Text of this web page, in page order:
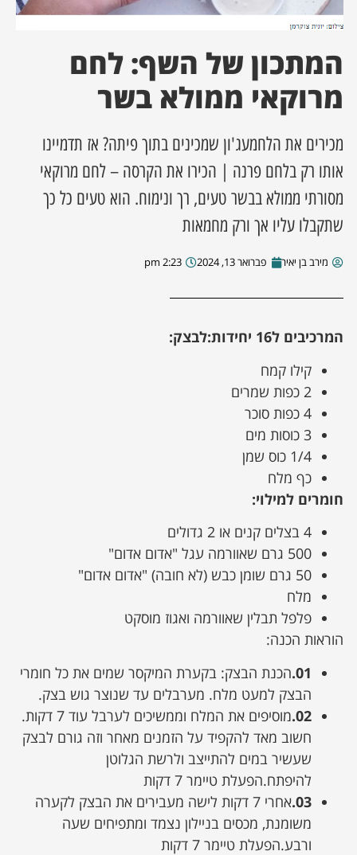
מסע מלחמה
השבוע
מקומית
עסקים
המתכון של השף: לחם
מרוקאי ממולא בשר
מכירים את הלחמעג'ון שמכינים בתוך פיתה? אז תדמיינו
אותו רק בלחם פרנה | הכירו את הקרסה – לחם מרוקאי
מסורתי ממולא בבשר טעים, רך ונימוח. הוא טעים כל כך
שתקבלו עליו אך ורק מחמאות
מירב בן יאיר פברואר 13, 2024 2:23 pm
המרכיבים ל16 יחידות:
לבצק:
קילו קמח
2 כפות שמרים
4 כפות סוכר
3 כוסות מים
1/4 כוס שמן
כף מלח
חומרים למילוי:
4 בצלים קנים או 2 גדולים
500 גרם שאוורמה עגל "אדום אדום"
50 גרם שומן כבש (לא חובה) "אדום אדום"
מלח
פלפל תבלין שאוורמה ואגוז מוסקט
הוראות הכנה:
01. הכנת הבצק: בקערת המיקסר שמים את כל חומרי
הבצק למעט מלח. מערבלים עד שנוצר גוש בצק.
02.
מוסיפים את המלח וממשיכים לערבל עוד 7 דקות.
חשוב מאד להקפיד על הזמנים מאחר וזה גורם לבצק
שעשיר במים להתייצב ולרשת הגלוטן
להיפתח.הפעלת טיימר 7 דקות
03.
אחרי 7 דקות לישה מעבירים את הבצק לקערה
משומנת, מכסים בניילון נצמד ומתפיחים שעה
ורבע.הפעלת טיימר 7 דקות